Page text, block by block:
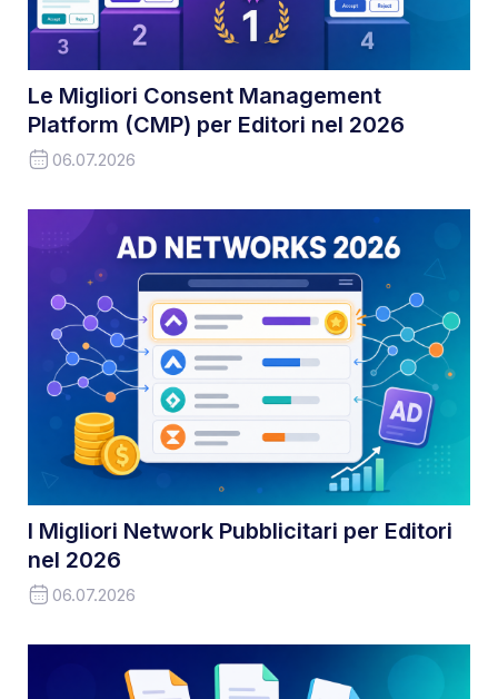
Le Migliori Consent Management
Platform (CMP) per Editori nel 2026
06.07.2026
I Migliori Network Pubblicitari per Editori
nel 2026
06.07.2026